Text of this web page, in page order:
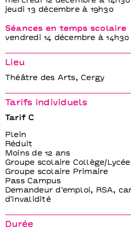
jeudi 13 décembre à 19h30
Séances en temps scolaire
vendredi 14 décembre à 14h30
Lieu
Théâtre des Arts, Cergy
Tarifs individuels
Tarif C
Plein
Réduit
Moins de 12 ans
Groupe scolaire Collège/Lycée
Groupe scolaire Primaire
Pass Campus
Demandeur d'emploi, RSA,
d'invalidité
Durée